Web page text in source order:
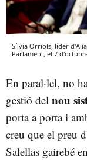
Sílvia Orriols, líder
Parlament, el 7
En paral·lel, no
gestió del nou
porta a porta i
creu que el preu
Salellas gairebé